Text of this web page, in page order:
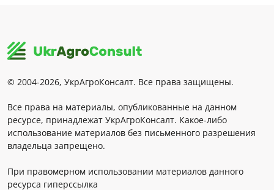
© 2004-2026, УкрАгроКонсалт. Все права защищены.
Все права на материалы, опубликованные на данном
ресурсе, принадлежат УкрАгроКонсалт. Какое-либо
использование материалов без письменного разрешения
владельца запрещено.
При правомерном использовании материалов данного
ресурса гиперссылка